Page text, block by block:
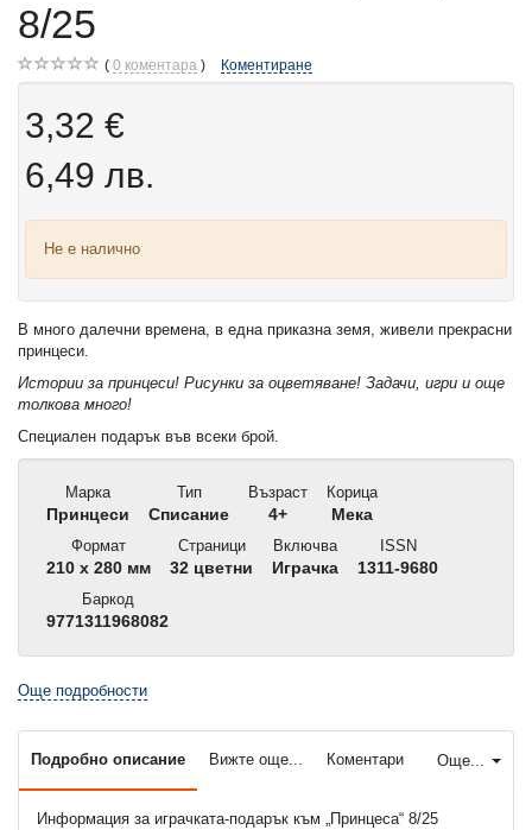
8/25
0 коментара Коментиране
3,32 €
6,49 лв.
Не е налично
В много далечни времена, в една приказна земя, живели прекрасни
принцеси.
Истории за принцеси! Рисунки за оцветяване! Задачи, игри и още
толкова много!
Специален подарък във всеки брой.
Марка
Принцеси
Тип
Списание
Възраст
4+
Корица
Мека
Формат
210 x 280 мм
Страници
32 цветни
Включва
Играчка
ISSN
1311-9680
Баркод
9771311968082
Още подробности
Още...
Подробно описание Вижте още... Коментари
Информация за играчката-подарък към „Принцеса“ 8/25